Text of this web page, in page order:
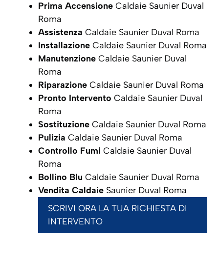
Prima Accensione Caldaie Saunier Duval
Roma
Assistenza Caldaie Saunier Duval Roma
Installazione Caldaie Saunier Duval Roma
Manutenzione Caldaie Saunier Duval
Roma
Riparazione Caldaie Saunier Duval Roma
Pronto Intervento Caldaie Saunier Duval
Roma
Sostituzione Caldaie Saunier Duval Roma
Pulizia Caldaie Saunier Duval Roma
Controllo Fumi Caldaie Saunier Duval
Roma
Bollino Blu Caldaie Saunier Duval Roma
Vendita Caldaie Saunier Duval Roma
SCRIVI ORA LA TUA RICHIESTA DI
INTERVENTO